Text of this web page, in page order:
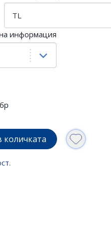
информация
бр
количката